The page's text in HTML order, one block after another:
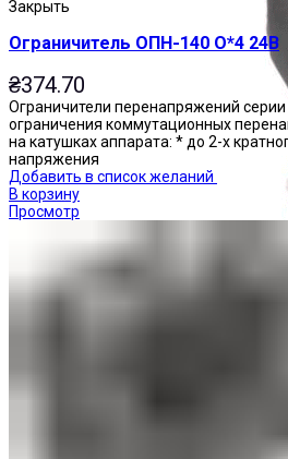
Закрыть
Ограничитель ОПН-140 О*4 24В
₴374.70
Ограничители перенапряжений
ограничения коммутационных
на катушках аппарата: * до 2-х
напряжения
Добавить в список желаний
В корзину
Просмотр